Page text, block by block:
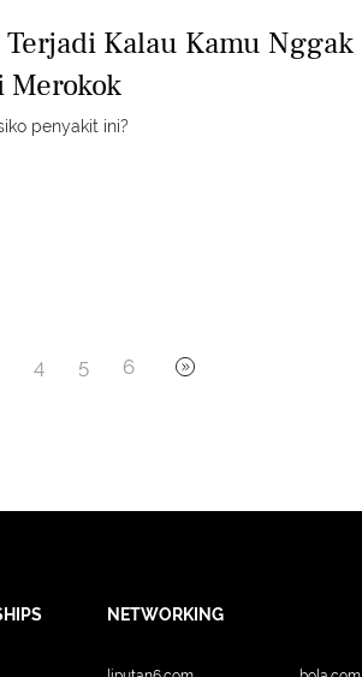
Kalau Kamu Nggak
Merokok
penyakit ini?
4 5 6
NETWORKING